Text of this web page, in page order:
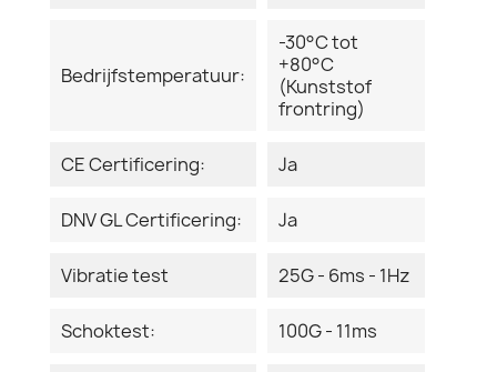
Bedrijfstemperatuur:
-30°C tot
+80°C
(Kunststof
frontring)
CE Certificering: Ja
DNV GL Certificering: Ja
Vibratie test 25G - 6ms - 1Hz
Schoktest: 100G - 11ms